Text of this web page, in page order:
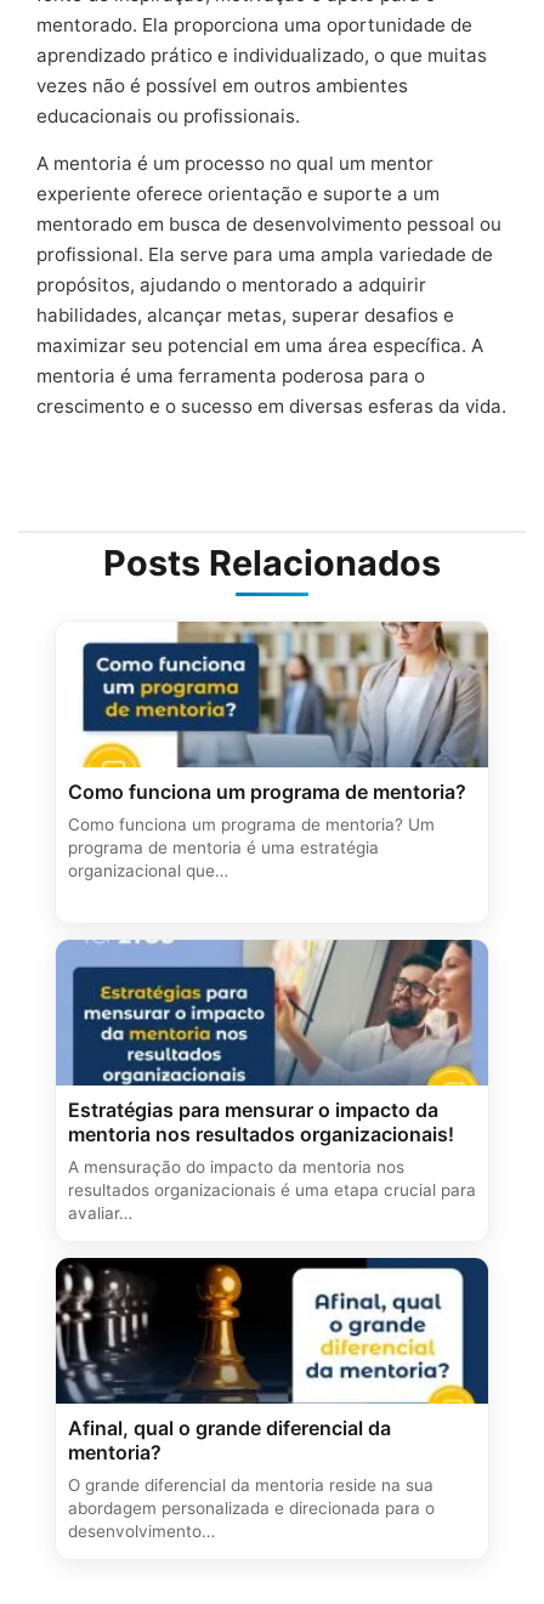
mentorado. Ela proporciona uma oportunidade de
aprendizado prático e individualizado, o que muitas
vezes não é possível em outros ambientes
educacionais ou profissionais.
A mentoria é um processo no qual um mentor
experiente oferece orientação e suporte a um
mentorado em busca de desenvolvimento pessoal ou
profissional. Ela serve para uma ampla variedade de
propósitos, ajudando o mentorado a adquirir
habilidades, alcançar metas, superar desafios e
maximizar seu potencial em uma área específica. A
mentoria é uma ferramenta poderosa para o
crescimento e o sucesso em diversas esferas da vida.
Posts Relacionados
Como funciona um programa de mentoria?
Como funciona um programa de mentoria? Um
programa de mentoria é uma estratégia
organizacional que…
Estratégias para mensurar o impacto da
mentoria nos resultados organizacionais!
A mensuração do impacto da mentoria nos
resultados organizacionais é uma etapa crucial para
avaliar…
Afinal, qual o grande diferencial da
mentoria?
O grande diferencial da mentoria reside na sua
abordagem personalizada e direcionada para o
desenvolvimento…